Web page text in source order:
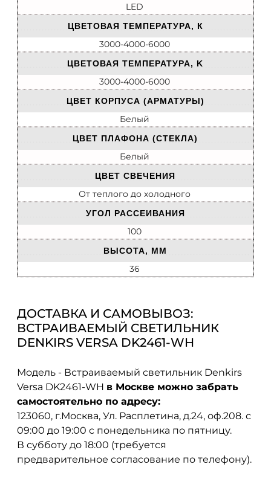
LED
ЦВЕТОВАЯ ТЕМПЕРАТУРА, К
3000-4000-6000
ЦВЕТОВАЯ ТЕМПЕРАТУРА, K
3000-4000-6000
ЦВЕТ КОРПУСА (АРМАТУРЫ)
Белый
ЦВЕТ ПЛАФОНА (СТЕКЛА)
Белый
ЦВЕТ СВЕЧЕНИЯ
От теплого до холодного
УГОЛ РАССЕИВАНИЯ
100
ВЫСОТА, ММ
36
ДОСТАВКА И САМОВЫВОЗ:
ВСТРАИВАЕМЫЙ СВЕТИЛЬНИК
DENKIRS VERSA DK2461-WH
Модель - Встраиваемый светильник Denkirs
Versa DK2461-WH в Москве можно забрать
самостоятельно по адресу:
123060, г.Москва, Ул. Расплетина, д.24, оф.208. с
09:00 до 19:00 с понедельника по пятницу.
В субботу до 18:00 (требуется
предварительное согласование по телефону).